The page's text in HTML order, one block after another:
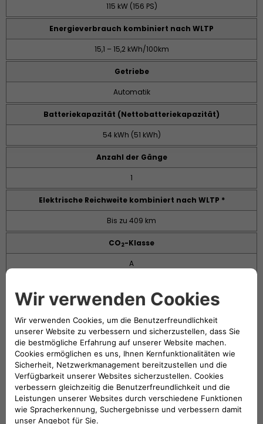
115 kW (156 PS)
Energieverbrauch kombiniert nach WLTP
15,1 – 15,2 kWh/100km
Getriebe
Automatik
Batteriekapazität (Nettobatteriekapazität)
54 kWh (51 kWh)
Anzahl der Gänge
1
Elektrische Reichweite kombiniert nach WLTP *
Bis zu 409 km
​CO2-Klasse
A
150 km/h
Beschleunigung 0-100 km/h
9 Sek.
Onboard-Charger​
11 kW, dreiphasig
Schnellladung